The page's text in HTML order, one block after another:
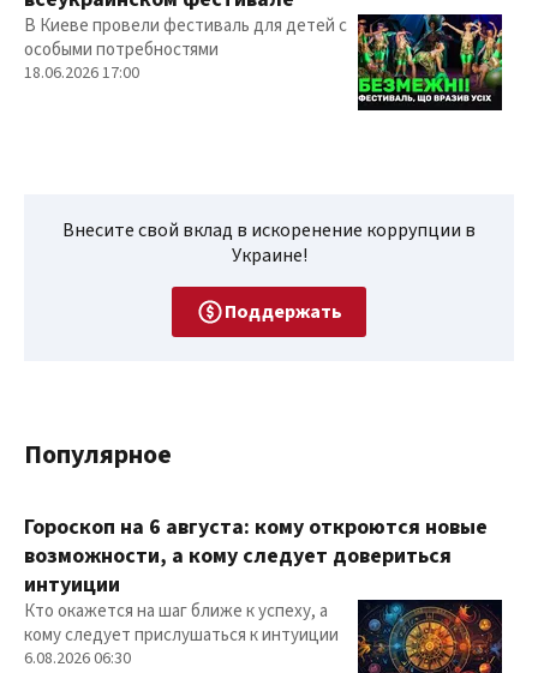
В Киеве провели фестиваль для детей с
особыми потребностями
18.06.2026 17:00
Внесите свой вклад в искоренение коррупции в
Украине!
Поддержать
Популярное
Гороскоп на 6 августа: кому откроются новые
возможности, а кому следует довериться
интуиции
Кто окажется на шаг ближе к успеху, а
кому следует прислушаться к интуиции
6.08.2026 06:30